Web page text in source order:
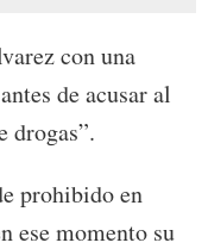
con una
de acusar al
drogas”.
prohibido en
ese momento su